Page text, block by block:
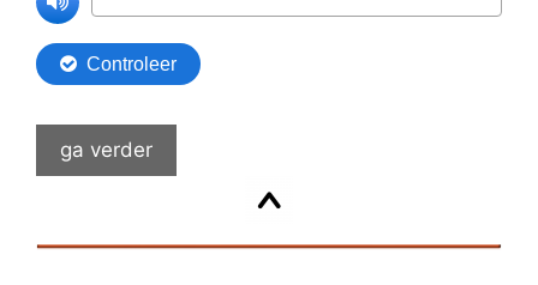
ga verder